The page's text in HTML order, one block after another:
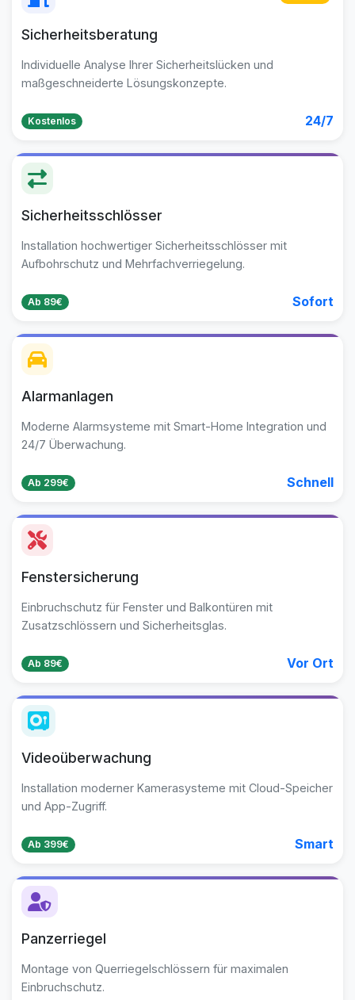
Sicherheitsberatung
Individuelle Analyse Ihrer Sicherheitslücken und
maßgeschneiderte Lösungskonzepte.
Kostenlos 24/7
Sicherheitsschlösser
Installation hochwertiger Sicherheitsschlösser mit
Aufbohrschutz und Mehrfachverriegelung.
Ab 89€ Sofort
Alarmanlagen
Moderne Alarmsysteme mit Smart-Home Integration und
24/7 Überwachung.
Ab 299€ Schnell
Fenstersicherung
Einbruchschutz für Fenster und Balkontüren mit
Zusatzschlössern und Sicherheitsglas.
Ab 89€ Vor Ort
Videoüberwachung
Installation moderner Kamerasysteme mit Cloud-Speicher
und App-Zugriff.
Ab 399€ Smart
Panzerriegel
Montage von Querriegelschlössern für maximalen
Einbruchschutz.